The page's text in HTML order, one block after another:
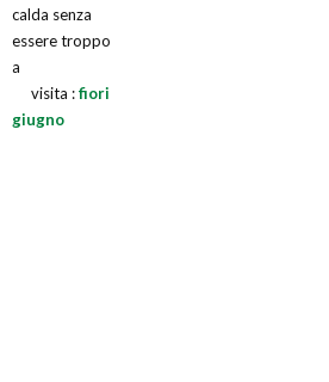
calda senza
essere troppo
a
visita :fiori
giugno